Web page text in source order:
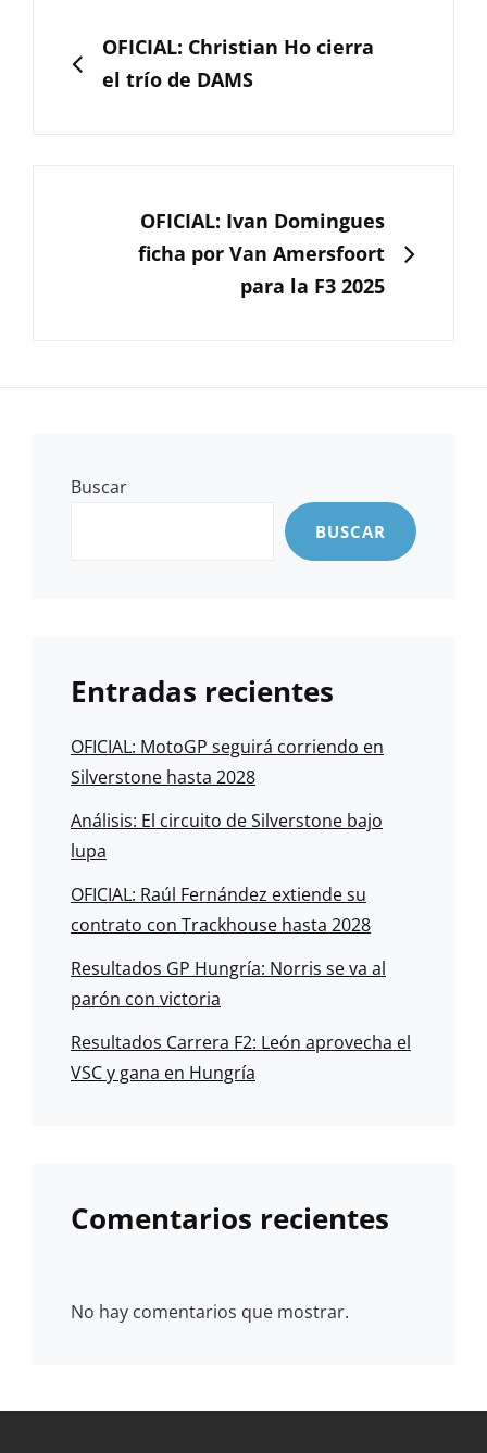
entradas
ANTERIOR
OFICIAL: Christian Ho cierra
el trío de DAMS
SIGUIENTEOFICIAL: Ivan Domingues
ficha por Van Amersfoort
para la F3 2025
Buscar
BUSCAR
Entradas recientes
OFICIAL: MotoGP seguirá corriendo en
Silverstone hasta 2028
Análisis: El circuito de Silverstone bajo
lupa
OFICIAL: Raúl Fernández extiende su
contrato con Trackhouse hasta 2028
Resultados GP Hungría: Norris se va al
parón con victoria
Resultados Carrera F2: León aprovecha el
VSC y gana en Hungría
Comentarios recientes
No hay comentarios que mostrar.